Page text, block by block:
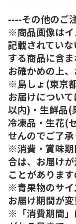
----その他のご
※商品画像はイ
記載されてい
する商品に含
お確かめの上、
※島しょ(東京
お届けについ
以内)・生鮮品(
冷凍品・生花(
せんのでご了承
※消費・賞味期
合は、お届け
ことがありま
※青果物のサイ
お届け期間が変
※「消費期間」